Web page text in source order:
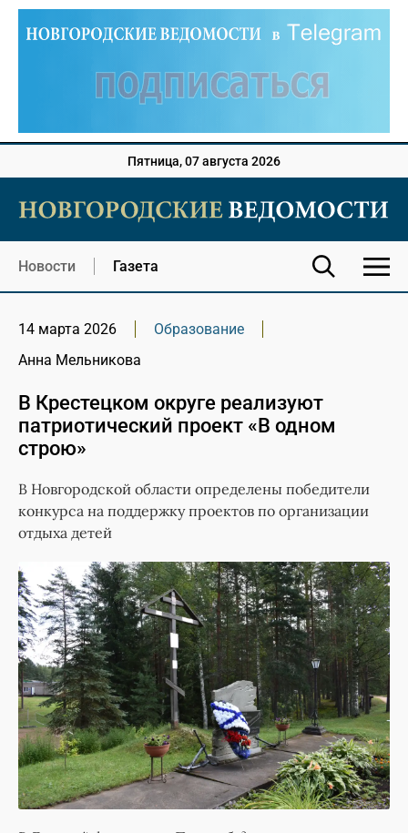
Пятница, 07 августа 2026
Новости Газета
14 марта 2026
Образование
Анна Мельникова
В Крестецком округе реализуют
патриотический проект «В одном
строю»
В Новгородской области определены победители
конкурса на поддержку проектов по организации
отдыха детей